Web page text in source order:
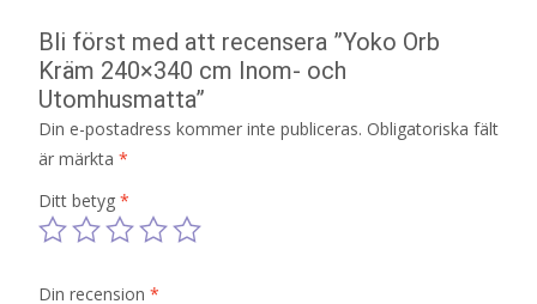
Bli först med att recensera ”Yoko Orb
Kräm 240×340 cm Inom- och
Utomhusmatta”
Din e-postadress kommer inte publiceras. Obligatoriska fält
är märkta *
Ditt betyg *
Din recension *